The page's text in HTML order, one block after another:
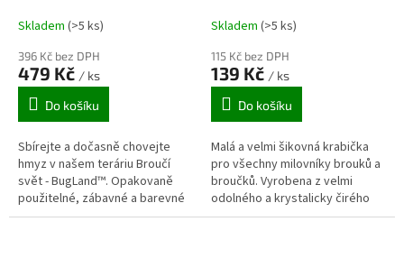
Skladem (>5 ks)
396 Kč bez DPH
479 Kč / ks
Do košíku
Sbírejte a dočasně chovejte
hmyz v našem teráriu Broučí
svět - BugLand™. Opakovaně
použitelné, zábavné a barevné
soukromé ostrovní terárium pro
Skladem (>5 ks)
115 Kč bez DPH
139 Kč / ks
Do košíku
Malá a velmi šikovná krabička
pro všechny milovníky brouků a
broučků. Vyrobena z velmi
odolného a krystalicky čirého
plastu. Umožňuje sledování